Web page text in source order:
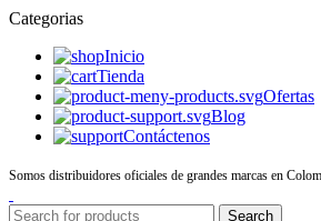
Categorias
Inicio
Tienda
Ofertas
Blog
Contáctenos
Somos distribuidores oficiales de grandes marcas en
Search